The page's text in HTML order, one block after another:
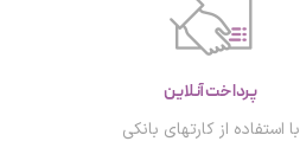
پرداخت آنلاین
با استفاده از کارتهای بانکی